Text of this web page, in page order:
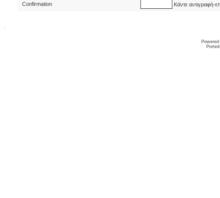
Confirmation Κάντε αντιγραφή-